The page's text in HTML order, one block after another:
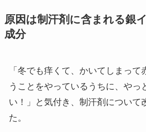
原因は制汗剤に含まれる銀
成分
「冬でも痒くて、かいてしまって
うことをやっているうちに、やっ
い！」と気付き、制汗剤について
た。